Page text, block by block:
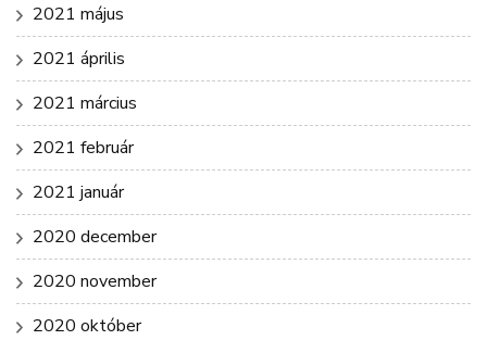
2021 május
2021 április
2021 március
2021 február
2021 január
2020 december
2020 november
2020 október